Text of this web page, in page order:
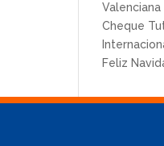
Valenciana
Cheque
Feliz